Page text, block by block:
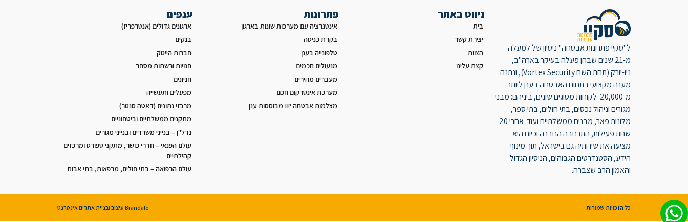
ל"סקיי פתרונות אבטחה" ניסיון של למעלה
מ-21 שנים שבהן פעלה בעיקר בארה"ב,
ניו-יורק (תחת השם Vortex Security), ונתנה
מענה מקצועי בתחום האבטחה בענן ליותר
מ-20,000 לקוחות מסוגים שונים, ביניהם: מבני
מגורים וניהול נכסים, בתי חולים, בתי ספר,
מלונות פאר, מבנים ממשלתיים ועוד. אחרי 20
שנות פעילות, התרחבה החברה וכיום היא
מציעה את שירותיה גם בישראל, תוך מינוף
הידע, הסטנדרטים הגבוהים, הניסיון הגדול
והאמון הרב שצברה.
ניווט באתר
בית
יצירת קשר
הצוות
קצת עלינו
פתרונות
אינטגרציה עם מערכות שונות בארגון
בקרת כניסה
טלפונייה בענן
מנעולים חכמים
מעברים מהירים
מערכת אינטרקום חכם
מצלמות אבטחה IP מבוססות ענן
ענפים
ארגונים גדולים (אנטרפריז)
בנקים
חברות הייטק
חנויות ורשתות מסחר
חניונים
מפעלים ותעשייה
מרכזי נתונים (דאטה סנטר)
מתקנים ממשלתיים וביטחוניים
נדל"ן – בנייני משרדים ובנייני מגורים
עולם הפנאי – חדרי כושר, מתקני ספורט ומרכזים
קהילתיים
עולם הרפואה – בתי חולים, מרפאות, בתי אבות
כל הזכויות שמורות Brandale עיצוב ובניית אתרים אינטרנט